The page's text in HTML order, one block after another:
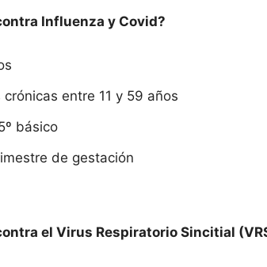
Influenza y Covid?
entre 11 y 59 años
básico
de gestación
el Virus Respiratorio Sincitial